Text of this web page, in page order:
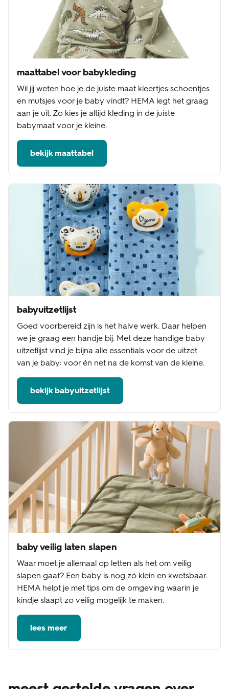
maattabel voor babykleding
Wil jij weten hoe je de juiste maat kleertjes schoentjes
en mutsjes voor je baby vindt? HEMA legt het graag
aan je uit. Zo kies je altijd kleding in de juiste
babymaat voor je kleine.
bekijk maattabel
babyuitzetlijst
Goed voorbereid zijn is het halve werk. Daar helpen
we je graag een handje bij. Met deze handige baby
uitzetlijst vind je bijna alle essentials voor de uitzet
van je baby: voor én net na de komst van de kleine.
bekijk babyuitzetlijst
baby veilig laten slapen
Waar moet je allemaal op letten als het om veilig
slapen gaat? Een baby is nog zó klein en kwetsbaar.
HEMA helpt je met tips om de omgeving waarin je
kindje slaapt zo veilig mogelijk te maken.
lees meer